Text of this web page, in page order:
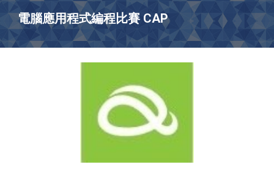
電腦應用程式編程比賽 CAP